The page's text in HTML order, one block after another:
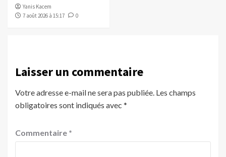
Yanis Kacem
7 août 2026 à 15:17
0
Laisser un commentaire
Votre adresse e-mail ne sera pas publiée. Les champs
obligatoires sont indiqués avec *
Commentaire *